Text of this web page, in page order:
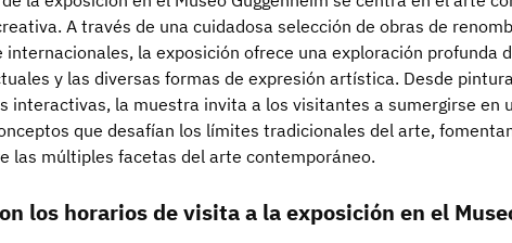
A través de una cuidadosa selección de obras de
internacionales, la exposición ofrece una exploración profunda
y las diversas formas de expresión artística. Desde
interactivas, la muestra invita a los visitantes a sumergirse en
que desafían los límites tradicionales del arte,
las múltiples facetas del arte contemporáneo.
los horarios de visita a la exposición en el